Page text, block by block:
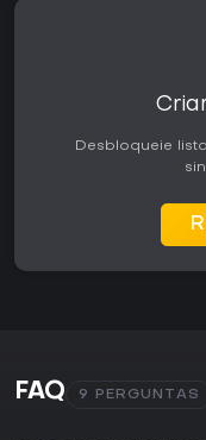
Desbloqueie
FAQ 9 PERGUNTAS